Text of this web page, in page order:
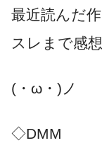
最近読んだ
スレまで感
(・ω・)ノ
◇DMM